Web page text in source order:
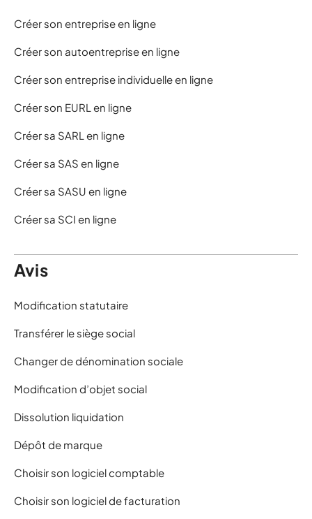
Créer son entreprise en ligne
Créer son autoentreprise en ligne
Créer son entreprise individuelle en ligne
Créer son EURL en ligne
Créer sa SARL en ligne
Créer sa SAS en ligne
Créer sa SASU en ligne
Créer sa SCI en ligne
Avis
Modification statutaire
Transférer le siège social
Changer de dénomination sociale
Modification d’objet social
Dissolution liquidation
Dépôt de marque
Choisir son logiciel comptable
Choisir son logiciel de facturation